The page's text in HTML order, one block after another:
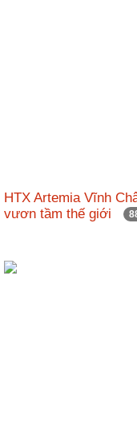
HTX Artemia Vĩnh
vươn tầm thế giới